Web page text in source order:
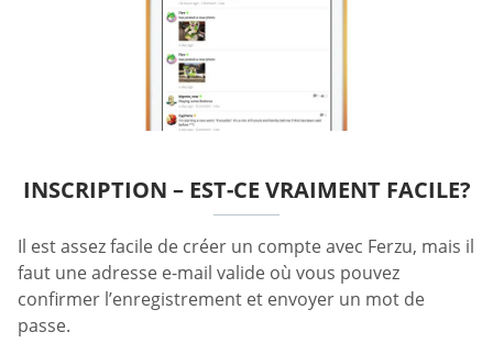
INSCRIPTION – EST-CE VRAIMENT FACILE?
Il est assez facile de créer un compte avec Ferzu, mais il
faut une adresse e-mail valide où vous pouvez
confirmer l’enregistrement et envoyer un mot de
passe.